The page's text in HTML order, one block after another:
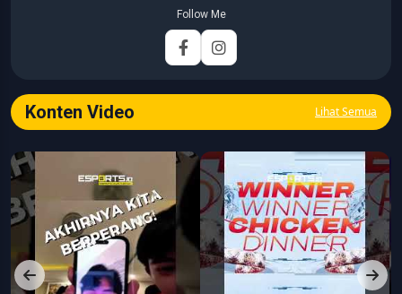
pernah menangani berbagai peran, mulai dari reporter, editor,
marketing, business development, hingga Editor in Chief.
Fokus utamanya adalah menghadirkan tulisan yang
informatif, mendalam, dan mudah dipahami, khususnya
Follow Me
Konten Video Lihat Semua